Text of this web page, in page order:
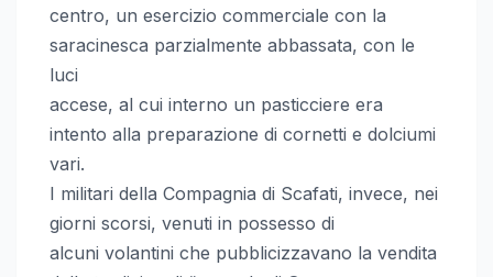
centro, un esercizio commerciale con la
saracinesca parzialmente abbassata, con le
luci
accese, al cui interno un pasticciere era
intento alla preparazione di cornetti e dolciumi
vari.
I militari della Compagnia di Scafati, invece, nei
giorni scorsi, venuti in possesso di
alcuni volantini che pubblicizzavano la vendita